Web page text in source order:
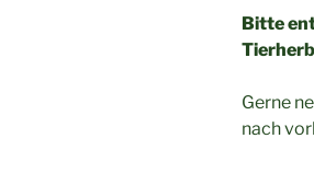
Bitte
Gerne
nach